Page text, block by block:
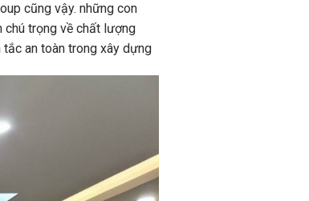
cũng vậy. những con
chú trọng về chất lượng
tắc an toàn trong xây dựng